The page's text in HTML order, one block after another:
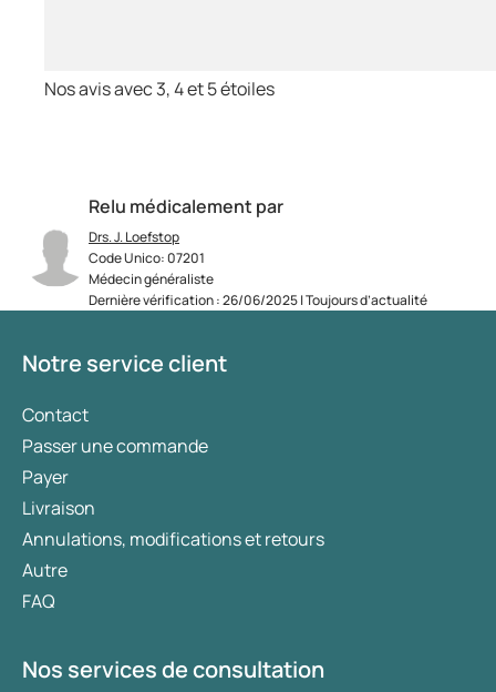
Relu médicalement par
Drs. J. Loefstop
Code Unico: 07201
Médecin généraliste
Dernière vérification : 26/06/2025 | Toujours d’actualité
Nos avis avec 3, 4 et 5 étoiles
Notre service client
Contact
Passer une commande
Payer
Livraison
Annulations, modifications et retours
Autre
FAQ
Nos services de consultation